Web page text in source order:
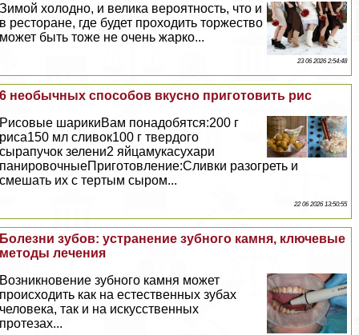
Зимой холодно, и велика вероятность, что и
в ресторане, где будет проходить торжество
может быть тоже не очень жарко...
23 06 2026 2:54:48
6 необычных способов вкусно приготовить рис
Рисовые шарикиВам понадобятся:200 г
риса150 мл сливок100 г твердого
сырапучок зелени2 яйцамукасухари
панировочныеПриготовление:Сливки разогреть и
смешать их с тертым сыром...
22 06 2026 13:50:55
Болезни зубов: устранение зубного камня, ключевые
методы лечения
Возникновение зубного камня может
происходить как на естественных зубах
человека, так и на искусственных
протезах...